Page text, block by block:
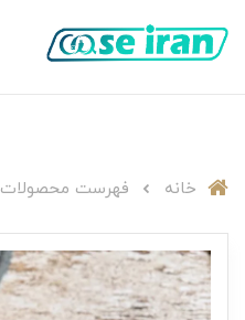
خانه فهرست محصولات